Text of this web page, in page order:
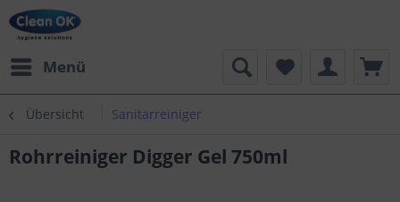
Menü
Übersicht Sanitärreiniger
Rohrreiniger Digger Gel 750ml